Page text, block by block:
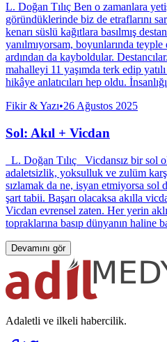
L. Doğan Tılıç Ben o zamanlara
göründüklerinde biz de etraflarını
kenarı süslü kağıtlara basılmış
yanılmıyorsam, boyunlarında
ardından da kayboldular.
mahalleyi 11 yaşımda terk edip
hikâye anlatıcıları hep oldu.
Fikir & Yazı•26 Ağustos 2025
Sol: Akıl + Vicdan
L. Doğan Tılıç Vicdansız bir sol
adaletsizlik, yoksulluk ve zulüm
sızlamak da ne, isyan etmiyorsa
şart tabii. Başarı olacaksa akılla
Vicdan evrensel zaten. Her yerin
topraklarına basıp dünyanın
Devamını gör
Adaletli ve ilkeli habercilik.